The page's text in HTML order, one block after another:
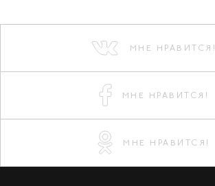
МНЕ НРАВИТСЯ!
МНЕ НРАВИТСЯ!
МНЕ НРАВИТСЯ!